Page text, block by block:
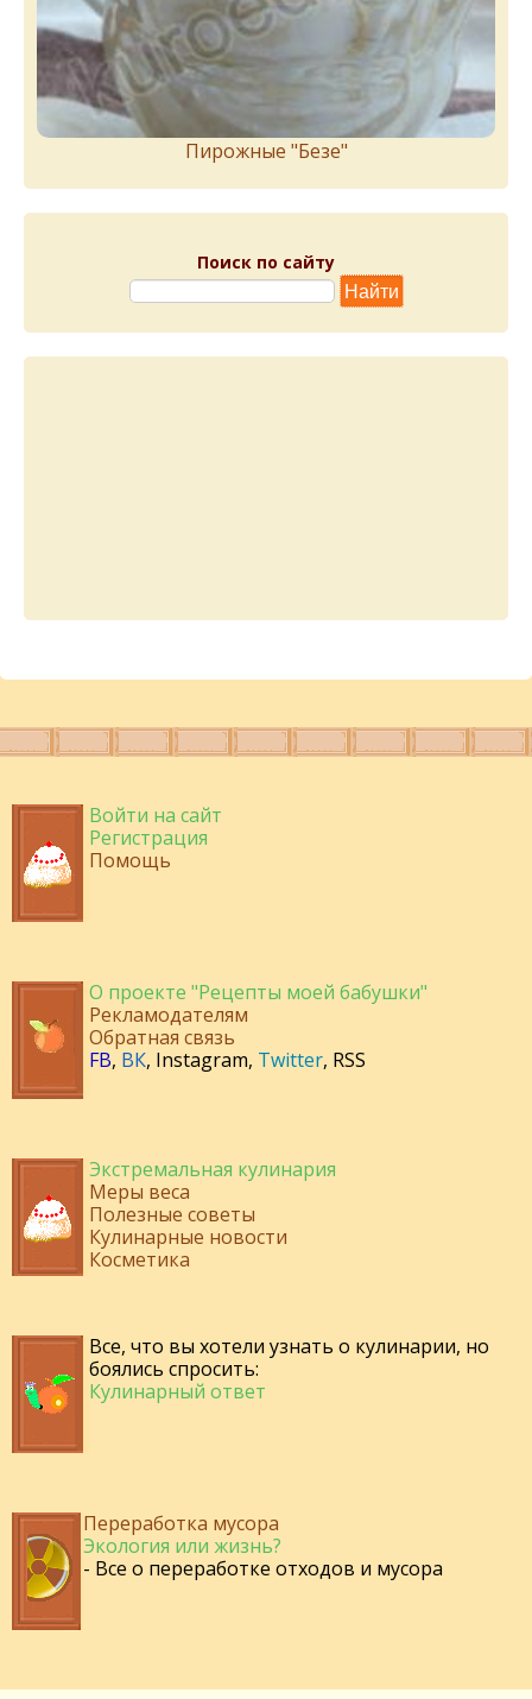
Пирожныe "Бeзe"
Поиск по сайту
Войти на сайт
Регистрация
Помощь
О проекте "Рецепты моей бабушки"
Рекламодателям
Обратная связь
FB, ВК, Instagram, Twitter, RSS
Экстремальная кулинария
Меры веса
Полезные советы
Кулинарные новости
Косметика
Все, что вы хотели узнать о кулинарии, но
боялись спросить:
Кулинарный ответ
Переработка мусора
Экология или жизнь?
- Все о переработке отходов и мусора